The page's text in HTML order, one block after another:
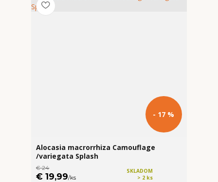
- 17 %
Alocasia macrorrhiza Camouflage
/variegata Splash
€ 24
€ 19,99/ks
SKLADOM
> 2 ks